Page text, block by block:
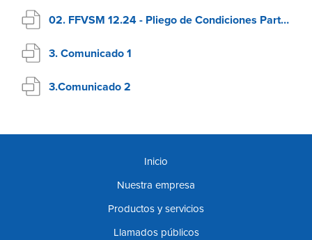
02. FFVSM 12.24 - Pliego de Condiciones Particulares
3. Comunicado 1
3.Comunicado 2
Inicio
Nuestra empresa
Productos y servicios
Llamados públicos